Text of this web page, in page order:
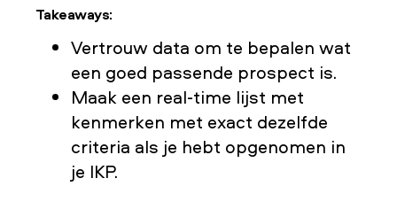
Takeaways:
Vertrouw data om te bepalen wat
een goed passende prospect is.
Maak een real-time lijst met
kenmerken met exact dezelfde
criteria als je hebt opgenomen in
je IKP.